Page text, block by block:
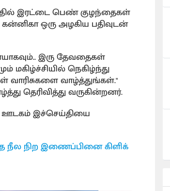
இரட்டை பெண் குழந்தைகள்
ஒரு அழகிய பதிவுடன்
இரு தேவதைகள்
மகிழ்ச்சியில் நெகிழ்ந்து
வாரிசுகளை வாழ்த்துங்கள்."
தெரிவித்து வருகின்றனர்.
ஊடகம் இச்செய்தியை
நீல நிற இணைப்பினை கிளிக்